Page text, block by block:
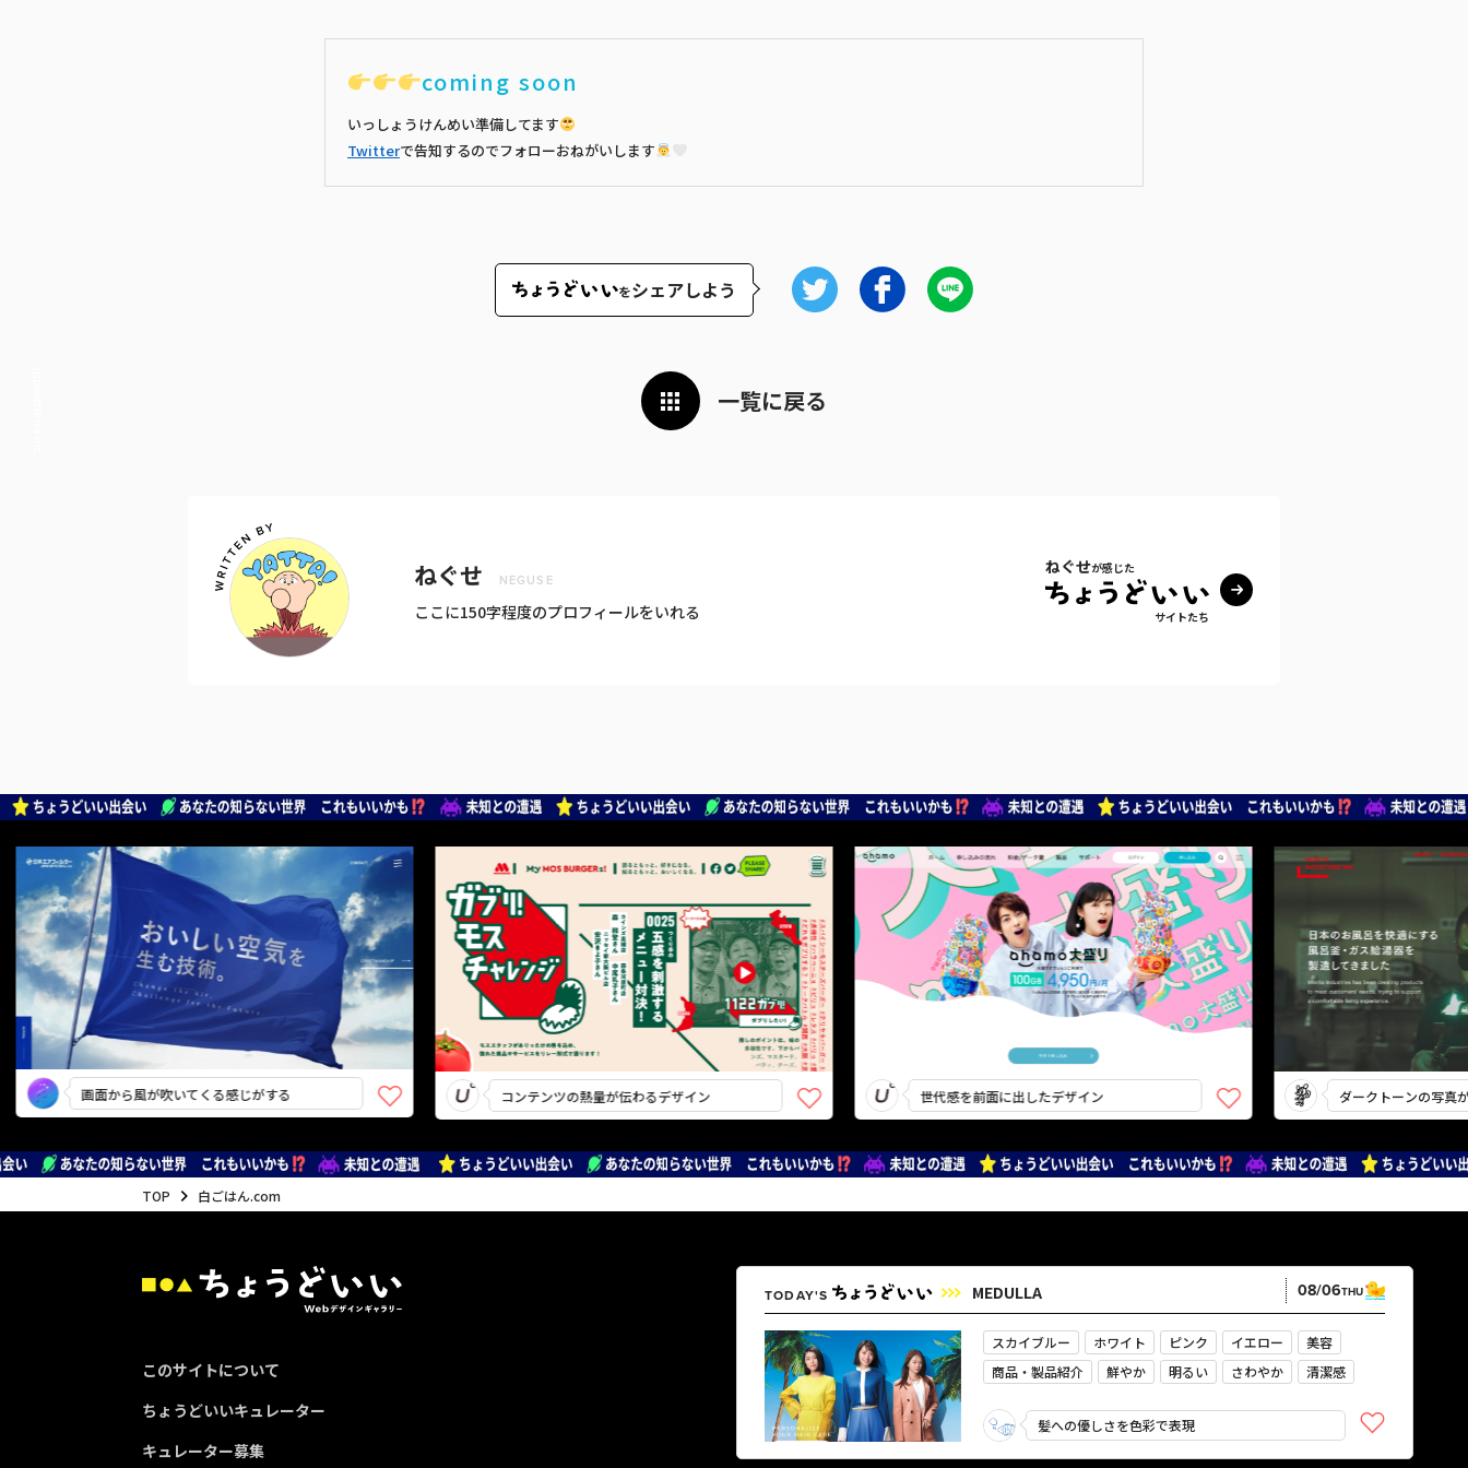
coming soon
いっしょうけんめい準備してます
Twitterで告知するのでフォローおねがいします
をシェアしよう
一覧に戻る
ねぐせ NEGUSE
ここに150字程度のプロフィールをいれる
ねぐせが感じた
サイトたち
画面から風が吹いてくる感じがする コンテンツの熱量が伝わるデザイン 世代感を前面に出したデザイン ダークトーンの写真が活き
TOP 白ごはん.com
このサイトについて
ちょうどいいキュレーター
キュレーター募集
TODAY'S MEDULLA 08/06THU
スカイブルー ホワイト ピンク イエロー
美容
商品・製品紹介
鮮やか 明るい さわやか 清潔感
髪への優しさを色彩で表現